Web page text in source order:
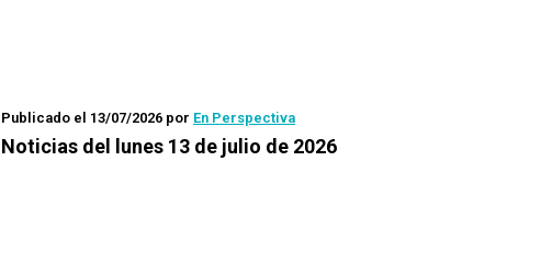
Publicado el 13/07/2026 por En Perspectiva
Noticias del lunes 13 de julio de 2026